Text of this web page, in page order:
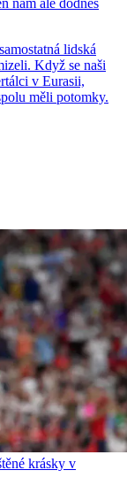
nám ale dodnes
lidská
Když se naši
v Eurasii,
měli potomky.
krásky v